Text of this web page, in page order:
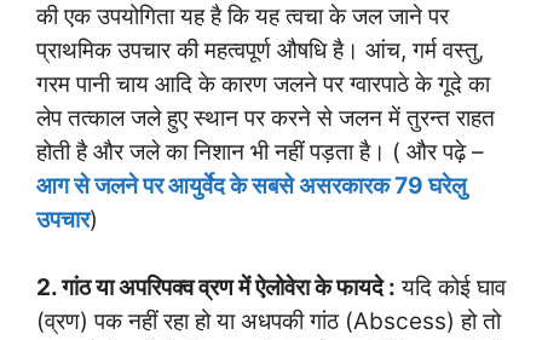
की एक उपयोगिता यह है कि यह त्वचा के जल जाने पर
प्राथमिक उपचार की महत्वपूर्ण औषधि है। आंच, गर्म वस्तु,
गरम पानी चाय आदि के कारण जलने पर ग्वारपाठे के गूदे का
लेप तत्काल जले हुए स्थान पर करने से जलन में तुरन्त राहत
होती है और जले का निशान भी नहीं पड़ता है। ( और पढ़े –
आग से जलने पर आयुर्वेद के सबसे असरकारक 79 घरेलु
उपचार)
2. गांठ या अपरिपक्व व्रण में ऐलोवेरा के फायदे : यदि कोई घाव
(व्रण) पक नहीं रहा हो या अधपकी गांठ (Abscess) हो तो